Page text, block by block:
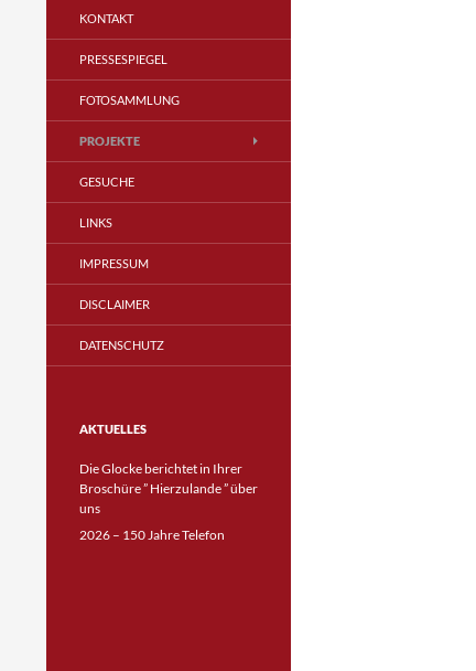
KONTAKT
PRESSESPIEGEL
FOTOSAMMLUNG
PROJEKTE
GESUCHE
LINKS
IMPRESSUM
DISCLAIMER
DATENSCHUTZ
AKTUELLES
Die Glocke berichtet in Ihrer
Broschüre ” Hierzulande ” über
uns
2026 – 150 Jahre Telefon